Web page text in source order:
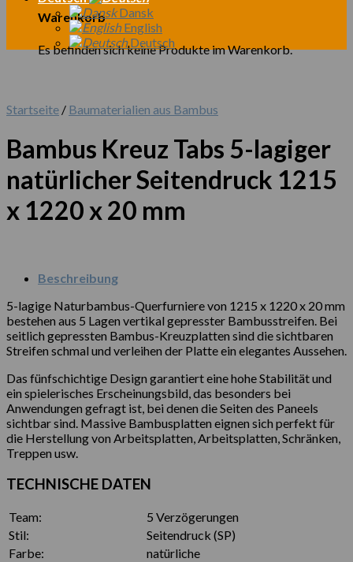
Warenkorb
Es befinden sich keine Produkte im Warenkorb.
Dansk
English
Deutsch
Startseite / Baumaterialien aus Bambus
Bambus Kreuz Tabs 5-lagiger
natürlicher Seitendruck 1215
x 1220 x 20 mm
Beschreibung
5-lagige Naturbambus-Querfurniere von 1215 x 1220 x 20 mm
bestehen aus 5 Lagen vertikal gepresster Bambusstreifen. Bei
seitlich gepressten Bambus-Kreuzplatten sind die sichtbaren
Streifen schmal und verleihen der Platte ein elegantes Aussehen.
Das fünfschichtige Design garantiert eine hohe Stabilität und
ein spielerisches Erscheinungsbild, das besonders bei
Anwendungen gefragt ist, bei denen die Seiten des Paneels
sichtbar sind. Massive Bambusplatten eignen sich perfekt für
die Herstellung von Arbeitsplatten, Arbeitsplatten, Schränken,
Treppen usw.
TECHNISCHE DATEN
Team:
5 Verzögerungen
Stil:
Seitendruck (SP)
Farbe:
natürliche